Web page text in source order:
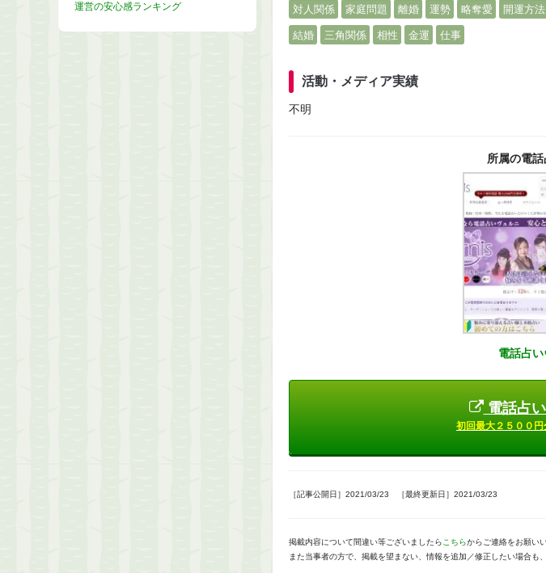
対人関係 家庭問題 離婚 運勢 略奪愛 開運方法
結婚 三角関係 相性 金運 仕事
活動・メディア実績
不明
所属の電
電話占
電話占
初回最大２５００
［記事公開日］2021/03/23 ［最終更新日］2021/03/23
掲載内容について間違い等ございましたらこちらからご連絡をお願い
また当事者の方で、掲載を望まない、情報を追加／修正したい場合も
運営の安心感ランキング